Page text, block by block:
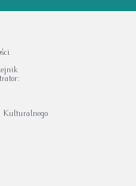
Kulturalnego